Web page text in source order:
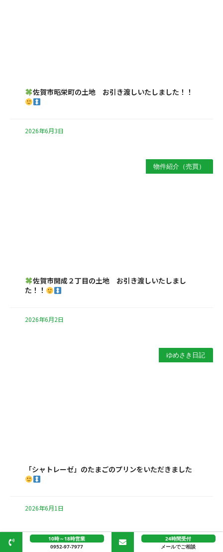
佐賀市昭栄町の土地 お引き渡しいたしました！！
2026年6月3日
物件紹介（売買）
佐賀市開成２丁目の土地 お引き渡しいたしまし
た！！
2026年6月2日
ゆめさき日記
「シャトレーゼ」のたまごのプリンをいただきました
2026年6月1日
物件紹介（売買）
10時～18時営業
0952-97-7977
24時間受付
メールでご相談